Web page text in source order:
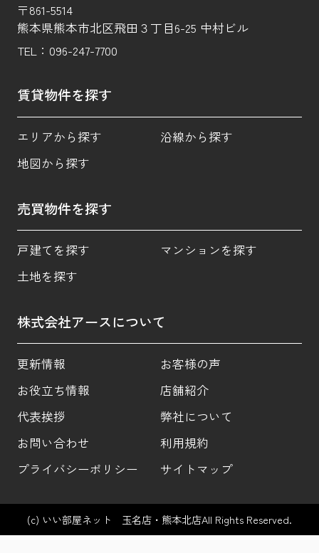
〒861-5514
熊本県熊本市北区飛田３丁目6-25 中村ビル
TEL： 096-247-7700
賃貸物件を探す
エリアから探す
沿線から探す
地図から探す
売買物件を探す
戸建てを探す
マンションを探す
土地を探す
株式会社アースについて
更新情報
お客様の声
お役立ち情報
店舗紹介
代表挨拶
弊社について
お問い合わせ
利用規約
プライバシーポリシー
サイトマップ
(c) いい部屋ネット 玉名店・熊本北店All Rights Reserved.